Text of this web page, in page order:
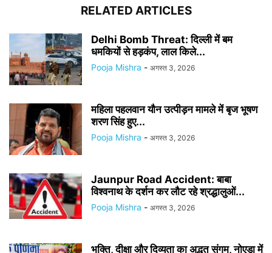
RELATED ARTICLES
Delhi Bomb Threat: दिल्ली में बम
धमकियों से हड़कंप, लाल किले...
Pooja Mishra - अगस्त 3, 2026
महिला पहलवान यौन उत्पीड़न मामले में बृज भूषण
शरण सिंह हुए...
Pooja Mishra - अगस्त 3, 2026
Jaunpur Road Accident: बाबा
विश्वनाथ के दर्शन कर लौट रहे श्रद्धालुओं...
Pooja Mishra - अगस्त 3, 2026
भक्ति, दीक्षा और दिव्यता का अद्भुत संगम, नोएडा में